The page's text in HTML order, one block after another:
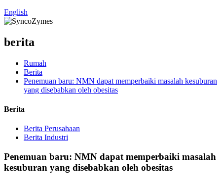
English
berita
Rumah
Berita
Penemuan baru: NMN dapat memperbaiki masalah kesuburan
yang disebabkan oleh obesitas
Berita
Berita Perusahaan
Berita Industri
Penemuan baru: NMN dapat memperbaiki masalah
kesuburan yang disebabkan oleh obesitas